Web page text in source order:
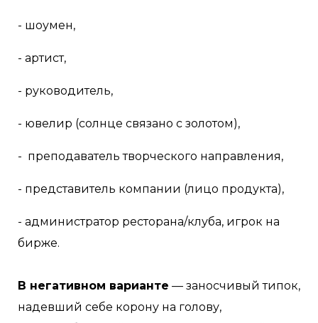
- шоумен,
- артист,
- руководитель,
- ювелир (солнце связано с золотом),
- преподаватель творческого направления,
- представитель компании (лицо продукта),
- администратор ресторана/клуба, игрок на
бирже.
В негативном варианте — заносчивый типок,
надевший себе корону на голову,